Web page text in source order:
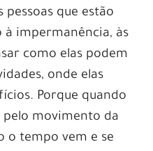
pessoas que estão
impermanência, às
como elas podem
onde elas
Porque quando
pelo movimento da
o tempo vem e se